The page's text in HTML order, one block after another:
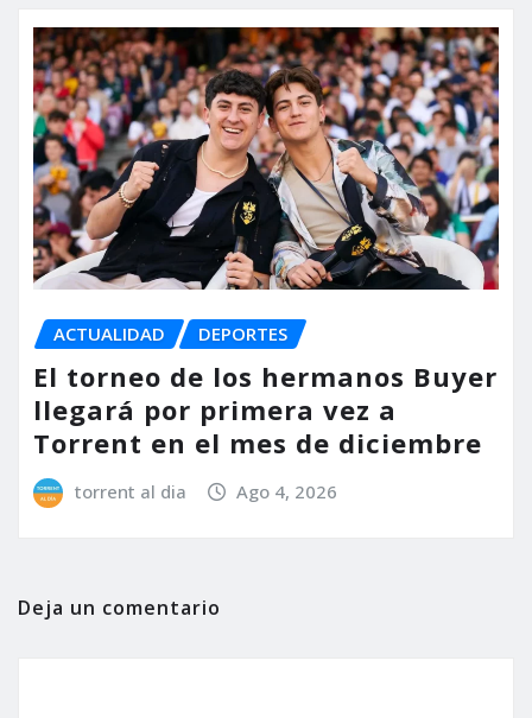
ACTUALIDAD DEPORTES
El torneo de los hermanos Buyer
llegará por primera vez a
Torrent en el mes de diciembre
torrent al dia Ago 4, 2026
Deja un comentario